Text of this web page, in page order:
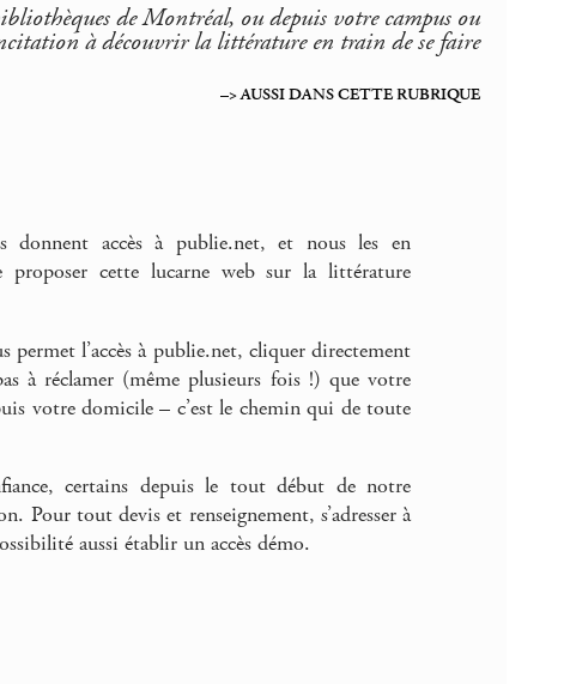
de Montréal, ou depuis votre campus ou
à découvrir la littérature en train de se faire
–> AUSSI DANS CETTE RUBRIQUE
donnent accès à publie.net, et nous les en
proposer cette lucarne web sur la littérature
permet l’accès à publie.net, cliquer directement
à réclamer (même plusieurs fois !) que votre
votre domicile – c’est le chemin qui de toute
certains depuis le tout début de notre
Pour tout devis et renseignement, s’adresser à
aussi établir un accès démo.